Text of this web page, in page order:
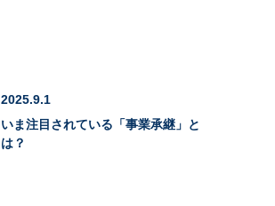
2025.9.1
いま注目されている「事業承継」と
は？